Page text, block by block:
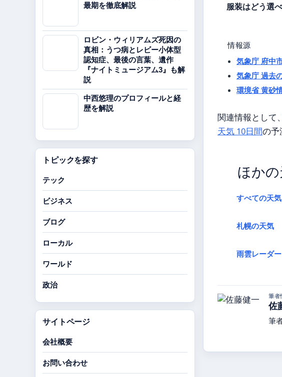
服装はどう選
情報源
気象庁 府中
気象庁 過去
環境省 黄砂
関連情報として、
天気 10日間の予
ほか
すべての天
札幌の天気
雨雲レーダー
筆者
佐
筆
最期を徹底解説
ロビン・ウィリアムズ死因の
真相：うつ病とレビー小体型
認知症、最後の言葉、遺作
『ナイトミュージアム3』も解
説
中西悠理のプロフィールと経
歴を解説
トピックを探す
テック
ビジネス
ブログ
ローカル
ワールド
政治
サイトページ
会社概要
お問い合わせ